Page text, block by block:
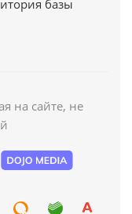
базы
на сайте, не